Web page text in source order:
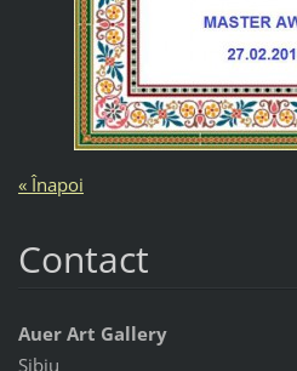
« Înapoi
Contact
Auer Art Gallery
Sibiu